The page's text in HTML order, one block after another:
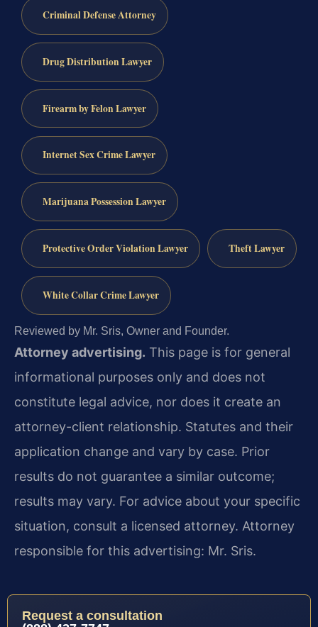
Criminal Defense Attorney
Drug Distribution Lawyer
Firearm by Felon Lawyer
Internet Sex Crime Lawyer
Marijuana Possession Lawyer
Protective Order Violation Lawyer Theft Lawyer
White Collar Crime Lawyer
Reviewed by Mr. Sris, Owner and Founder.
Attorney advertising. This page is for general
informational purposes only and does not
constitute legal advice, nor does it create an
attorney-client relationship. Statutes and their
application change and vary by case. Prior
results do not guarantee a similar outcome;
results may vary. For advice about your specific
situation, consult a licensed attorney. Attorney
responsible for this advertising: Mr. Sris.
Request a consultation